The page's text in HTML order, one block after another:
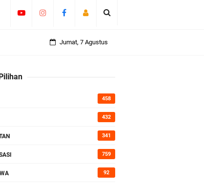
Jumat, 7 Agustus
458
432
341
759
92